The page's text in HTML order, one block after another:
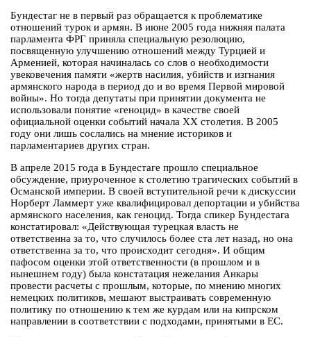
Бундестаг не в первый раз обращается к проблематике
отношений турок и армян. В июне 2005 года нижняя палата
парламента ФРГ приняла специальную резолюцию,
посвященную улучшению отношений между Турцией и
Арменией, которая начиналась со слов о необходимости
увековечения памяти «жертв насилия, убийств и изгнания
армянского народа в период до и во время Первой мировой
войны». Но тогда депутаты при принятии документа не
использовали понятие «геноцид» в качестве своей
официальной оценки событий начала ХХ столетия. В 2005
году они лишь сослались на мнение историков и
парламентариев других стран.
В апреле 2015 года в Бундестаге прошло специальное
обсуждение, приуроченное к столетию трагических событий в
Османской империи. В своей вступительной речи к дискуссии
Норберт Ламмерт уже квалифицировал депортации и убийства
армянского населения, как геноцид. Тогда спикер Бундестага
констатировал: «Действующая турецкая власть не
ответственна за то, что случилось более ста лет назад, но она
ответственна за то, что происходит сегодня». И общим
пафосом оценки этой ответственности (в прошлом и в
нынешнем году) была констатация нежелания Анкары
провести расчеты с прошлым, которые, по мнению многих
немецких политиков, мешают выстраивать современную
политику по отношению к тем же курдам или на кипрском
направлении в соответствии с подходами, принятыми в ЕС.